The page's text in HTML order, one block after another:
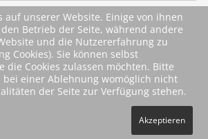
auf unserer Website. Einige von ihnen
Betrieb der Seite, während andere
und die Nutzererfahrung zu
Cookies). Sie können selbst
die Cookies zulassen möchten. Bitte
bei einer Ablehnung womöglich nicht
der Seite zur Verfügung stehen.
Akzeptieren